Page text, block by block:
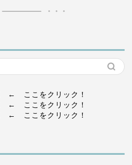
← ここをクリック！
← ここをクリック！
← ここをクリック！